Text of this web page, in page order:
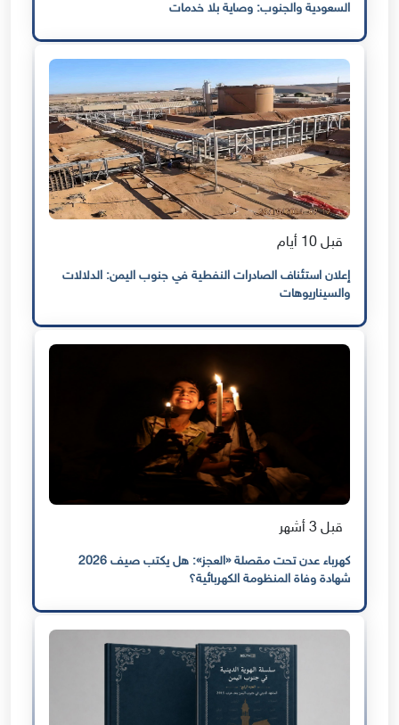
السعودية والجنوب: وصاية بلا خدمات
قبل 10 أيام
إعلان استئناف الصادرات النفطية في جنوب اليمن: الدلالات
والسيناريوهات
قبل 3 أشهر
كهرباء عدن تحت مقصلة «العجز»: هل يكتب صيف 2026
شهادة وفاة المنظومة الكهربائية؟